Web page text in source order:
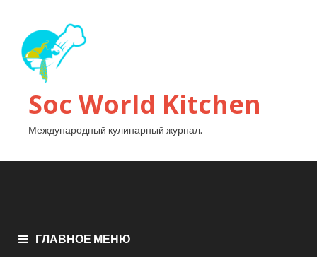
Soc World Kitchen
Международный кулинарный журнал.
ГЛАВНОЕ МЕНЮ